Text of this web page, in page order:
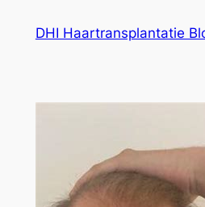
DHI Haartransplantatie